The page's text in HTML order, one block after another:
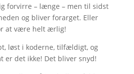
forvirre – længe – men til sidst
og bliver forarget. Eller
at være helt ærlig!
løst i koderne, tilfældigt, og
er det ikke! Det bliver snyd!